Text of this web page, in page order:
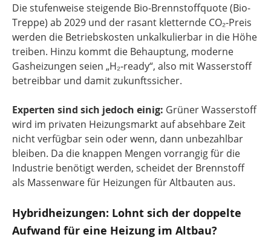
Die stufenweise steigende Bio-Brennstoffquote (Bio-
Treppe) ab 2029 und der rasant kletternde CO₂-Preis
werden die Betriebskosten unkalkulierbar in die Höhe
treiben. Hinzu kommt die Behauptung, moderne
Gasheizungen seien „H₂‑ready“, also mit Wasserstoff
betreibbar und damit zukunftssicher.
Experten sind sich jedoch einig: Grüner Wasserstoff
wird im privaten Heizungsmarkt auf absehbare Zeit
nicht verfügbar sein oder wenn, dann unbezahlbar
bleiben. Da die knappen Mengen vorrangig für die
Industrie benötigt werden, scheidet der Brennstoff
als Massenware für Heizungen für Altbauten aus.
Hybridheizungen: Lohnt sich der doppelte
Aufwand für eine Heizung im Altbau?